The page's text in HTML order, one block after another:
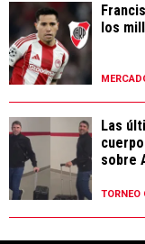
los
Las
sobre
TORNEO